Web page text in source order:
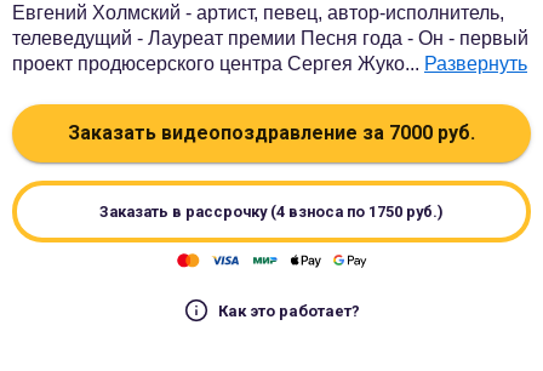
Евгений Холмский - артист, певец, автор-исполнитель,
телеведущий - Лауреат премии Песня года - Он - первый
проект продюсерского центра Сергея Жуко... Развернуть
Заказать видеопоздравление за 7000 руб.
Заказать в рассрочку (4 взноса по 1750 руб.)
Как это работает?